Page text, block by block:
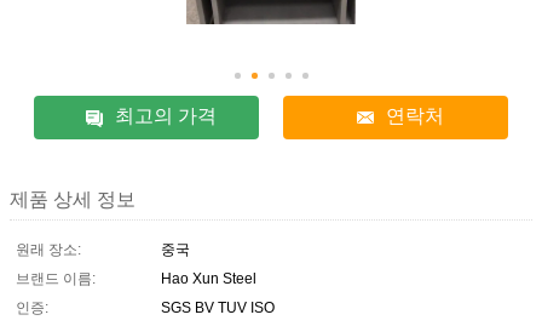
최고의 가격 연락처
제품 상세 정보
원래 장소:
중국
브랜드 이름:
Hao Xun Steel
인증:
SGS BV TUV ISO